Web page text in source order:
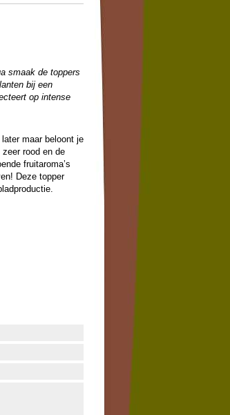
smaak de toppers
bij een
op intense
maar beloont je
rood en de
fruitaroma’s
Deze topper